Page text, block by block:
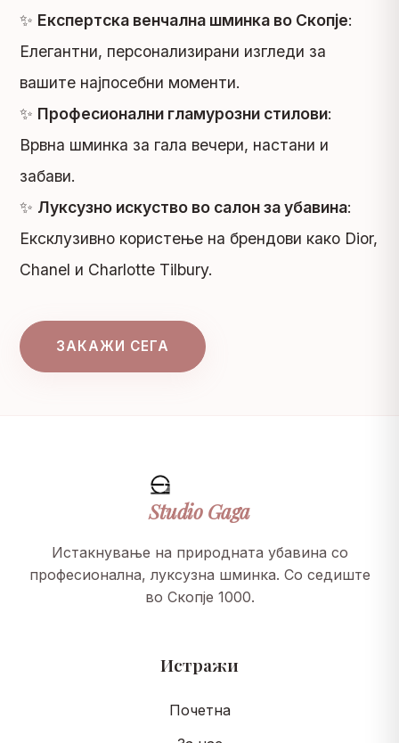
✨ Експертска венчална шминка во Скопје:
Елегантни, персонализирани изгледи за
вашите најпосебни моменти.
✨ Професионални гламурозни стилови:
Врвна шминка за гала вечери, настани и
забави.
✨ Луксузно искуство во салон за убавина:
Ексклузивно користење на брендови како Dior,
Chanel и Charlotte Tilbury.
ЗАКАЖИ СЕГА
Studio Gaga
Истакнување на природната убавина со
професионална, луксузна шминка. Со седиште
во Скопје 1000.
Истражи
Почетна